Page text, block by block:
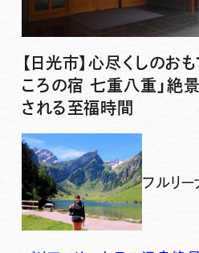
【日光市】心尽くしのお
ころの宿 七重八重」絶
される至福時間
フルリ